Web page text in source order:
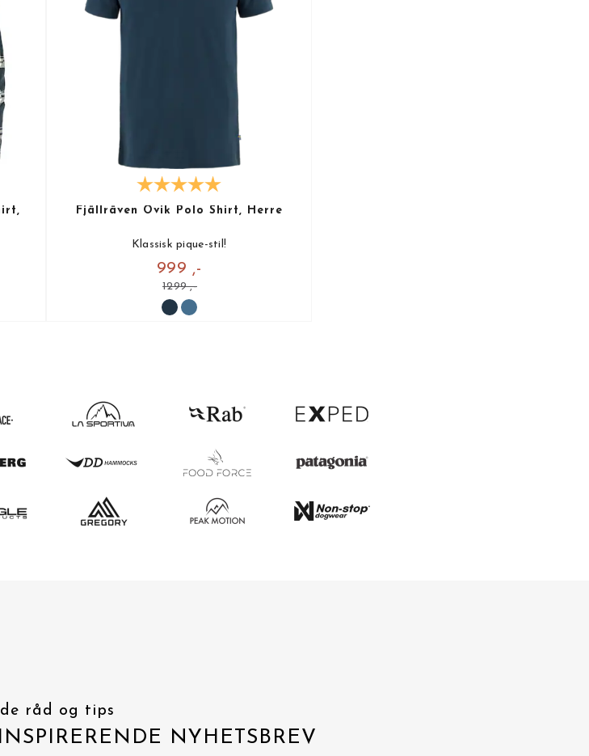
Fjällräven Övik Polo Shirt, Herre
Klassisk pique-stil!
999 ,-
1299 ,-
råd og tips
NYHETSBREV